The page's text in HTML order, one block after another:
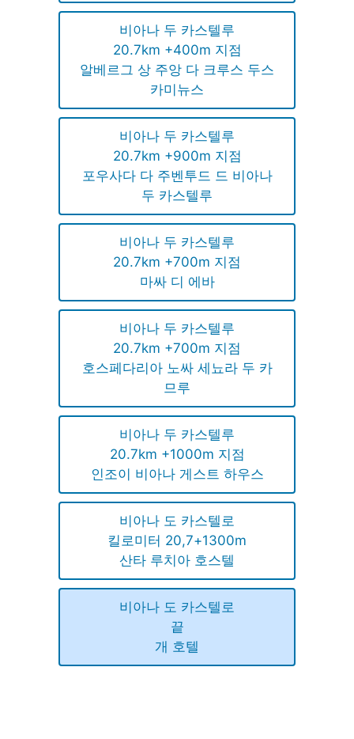
비아나 두 카스텔루
20.7km +400m 지점
알베르그 상 주앙 다 크루스 두스
카미뉴스
비아나 두 카스텔루
20.7km +900m 지점
포우사다 다 주벤투드 드 비아나
두 카스텔루
비아나 두 카스텔루
20.7km +700m 지점
마싸 디 에바
비아나 두 카스텔루
20.7km +700m 지점
호스페다리아 노싸 세뇨라 두 카
므루
비아나 두 카스텔루
20.7km +1000m 지점
인조이 비아나 게스트 하우스
비아나 도 카스텔로
킬로미터 20,7+1300m
산타 루치아 호스텔
비아나 도 카스텔로
끝
개 호텔